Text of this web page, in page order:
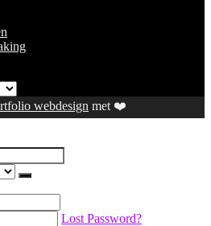
webdesign met ❤️
Lost Password?